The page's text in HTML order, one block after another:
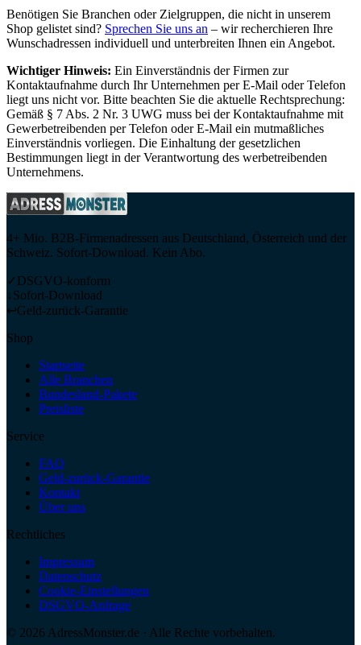
Benötigen Sie Branchen oder Zielgruppen, die nicht in unserem
Shop gelistet sind? Sprechen Sie uns an – wir recherchieren Ihre
Wunschadressen individuell und unterbreiten Ihnen ein Angebot.
Wichtiger Hinweis: Ein Einverständnis der Firmen zur
Kontaktaufnahme durch Ihr Unternehmen per E-Mail oder Telefon
liegt uns nicht vor. Bitte beachten Sie die aktuelle Rechtsprechung:
Gemäß § 7 Abs. 2 Nr. 3 UWG muss bei der Kontaktaufnahme mit
Gewerbetreibenden per Telefon oder E-Mail ein mutmaßliches
Einverständnis vorliegen. Die Einhaltung der gesetzlichen
Bestimmungen liegt in der Verantwortung des werbetreibenden
Unternehmens.
4+ Mio. B2B-Firmenadressen aus Deutschland, Österreich und der
Schweiz. Sofort-Download. Kein Abo.
✓ DSGVO-konform
↓Sofort-Download
↩Geld-zurück-Garantie
Shop
Startseite
Alle Branchen
Bundesland-Pakete
Preisliste
Service
FAQ
Geld-zurück-Garantie
Kontakt
Über uns
Rechtliches
Impressum
Datenschutz
Cookie-Einstellungen
DSGVO-Anfrage
© 2026 AdressMonster.de · Alle Rechte vorbehalten.